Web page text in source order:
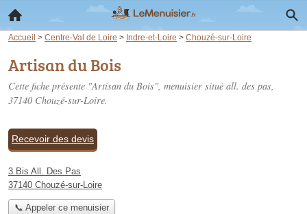
Accueil > Centre-Val de Loire > Indre-et-Loire > Chouzé-sur-Loire
Artisan du Bois
Cette fiche présente "Artisan du Bois", menuisier situé all. des pas,
37140 Chouzé-sur-Loire.
Recevoir des devis
3 Bis All. Des Pas
37140 Chouzé-sur-Loire
📞 Appeler ce menuisier